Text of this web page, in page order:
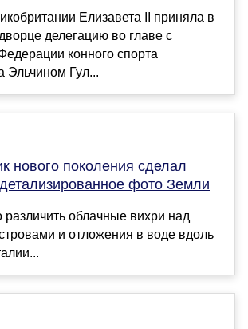
Елизавета II приняла в
делегацию во главе с
конного спорта
Эльчином Гул...
нового поколения сделал
фото Земли
облачные вихри над
и отложения в воде вдоль